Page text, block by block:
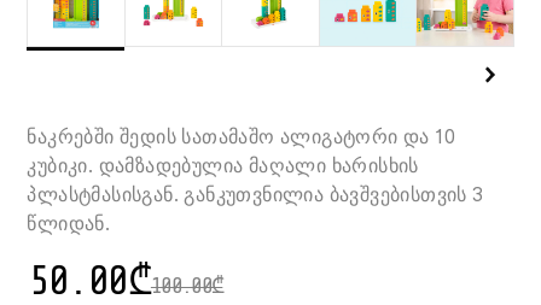
ნაკრებში შედის სათამაშო ალიგატორი და 10
კუბიკი. დამზადებულია მაღალი ხარისხის
პლასტმასისგან. განკუთვნილია ბავშვებისთვის 3
წლიდან.
100.00₾
50.00₾